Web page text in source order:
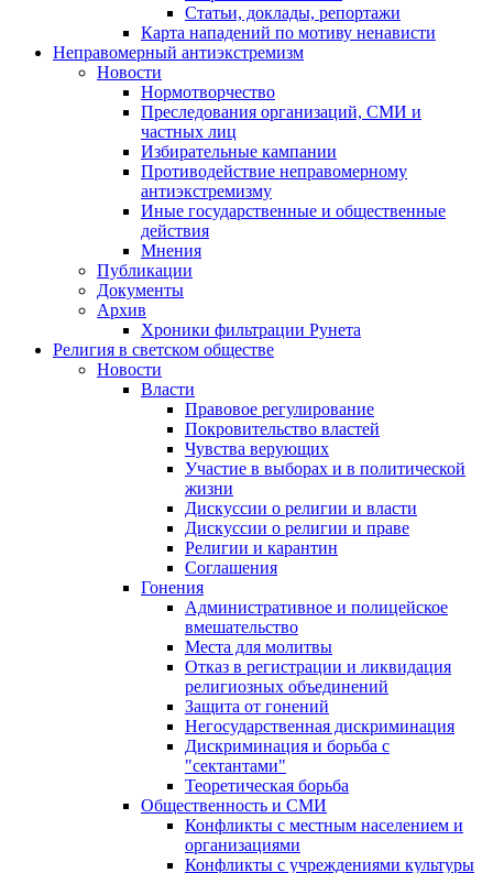
Статьи, доклады, репортажи
Карта нападений по мотиву ненависти
Неправомерный антиэкстремизм
Новости
Нормотворчество
Преследования организаций, СМИ и
частных лиц
Избирательные кампании
Противодействие неправомерному
антиэкстремизму
Иные государственные и общественные
действия
Мнения
Публикации
Документы
Архив
Хроники фильтрации Рунета
Религия в светском обществе
Новости
Власти
Правовое регулирование
Покровительство властей
Чувства верующих
Участие в выборах и в политической
жизни
Дискуссии о религии и власти
Дискуссии о религии и праве
Религии и карантин
Соглашения
Гонения
Административное и полицейское
вмешательство
Места для молитвы
Отказ в регистрации и ликвидация
религиозных объединений
Защита от гонений
Негосударственная дискриминация
Дискриминация и борьба с
"сектантами"
Теоретическая борьба
Общественность и СМИ
Конфликты с местным населением и
организациями
Конфликты с учреждениями культуры